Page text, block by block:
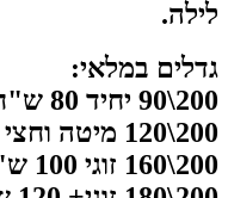
לילה.
גדלים במלאי:
200\90 יחיד 80 ש"ח
200\120 מיטה וחצי 90 ש"ח
200\160 זוגי 100 ש"ח